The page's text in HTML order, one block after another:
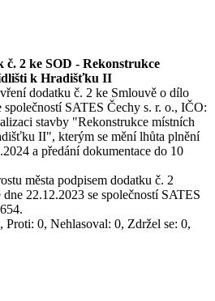
č. 2 ke SOD - Rekonstrukce
k Hradišťku II
dodatku č. 2 ke Smlouvě o dílo
společností SATES Čechy s. r. o., IČO:
stavby "Rekonstrukce místních
II", kterým se mění lhůta plnění
a předání dokumentace do 10
města podpisem dodatku č. 2
22.12.2023 se společností SATES
0, Nehlasoval: 0, Zdržel se: 0,